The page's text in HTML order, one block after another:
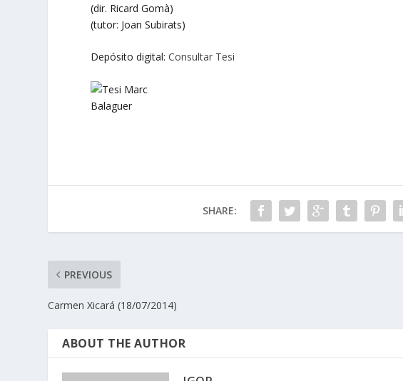
(dir. Ricard Gomà)
(tutor: Joan Subirats)
Depósito digital:Consultar Tesi
SHARE:
PREVIOUS
Carmen Xicará (18/07/2014)
ABOUT THE AUTHOR